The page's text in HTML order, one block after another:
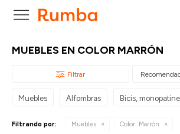

MUEBLES EN COLOR MARRÓN
Muebles Alfombras Bicis,
Filtrando por: Muebles Color: Marrón